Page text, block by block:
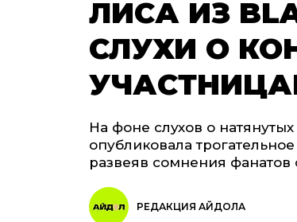
​​​​​​​ЛИСА ИЗ
СЛУХИ О
На фоне слухов о
опубликовала
развеяв сомнения
РЕДАКЦИЯ АЙДОЛА